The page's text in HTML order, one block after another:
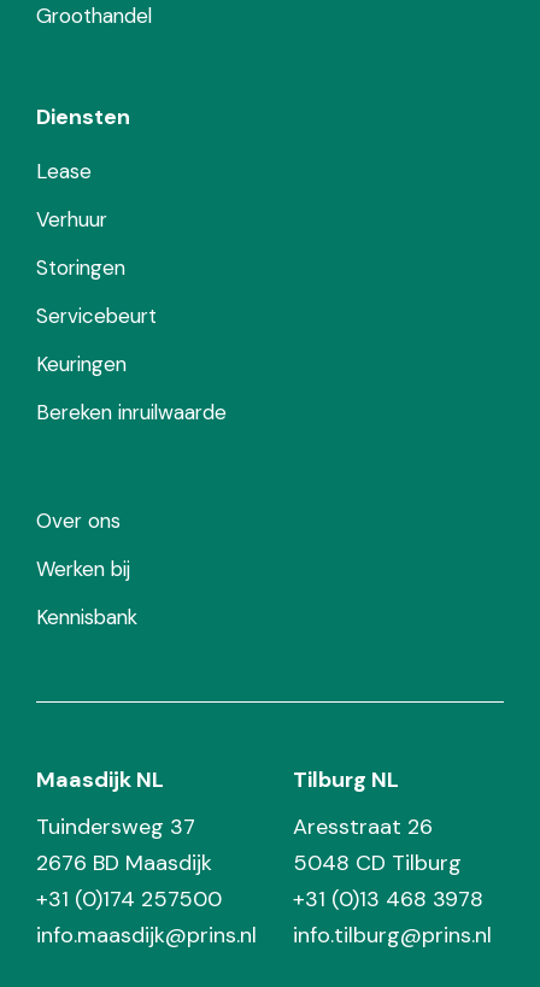
Groothandel
Diensten
Lease
Verhuur
Storingen
Servicebeurt
Keuringen
Bereken inruilwaarde
Over ons
Werken bij
Kennisbank
Maasdijk NL
Tuindersweg 37
2676 BD Maasdijk
+31 (0)174 257500
info.maasdijk@prins.nl
Tilburg NL
Aresstraat 26
5048 CD Tilburg
+31 (0)13 468 3978
info.tilburg@prins.nl